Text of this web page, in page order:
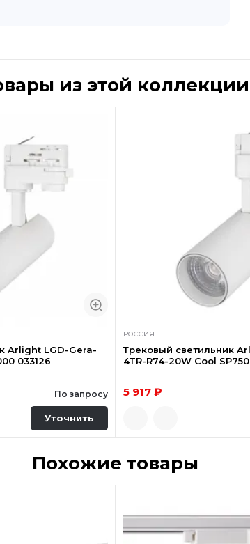
из этой коллекции
Arlight LGD-Gera-
033126
По запросу
Уточнить
РОССИЯ
Трековый светильник
4TR-R74-20W Cool
5 917 ₽
Похожие товары